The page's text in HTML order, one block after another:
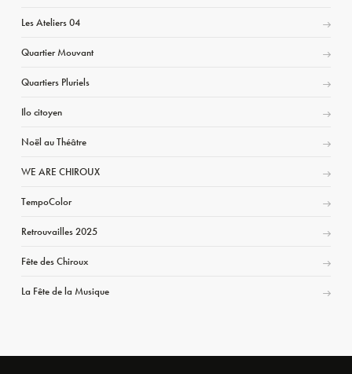
Les Ateliers 04
Quartier Mouvant
Quartiers Pluriels
Ilo citoyen
Noël au Théâtre
WE ARE CHIROUX
TempoColor
Retrouvailles 2025
Fête des Chiroux
La Fête de la Musique